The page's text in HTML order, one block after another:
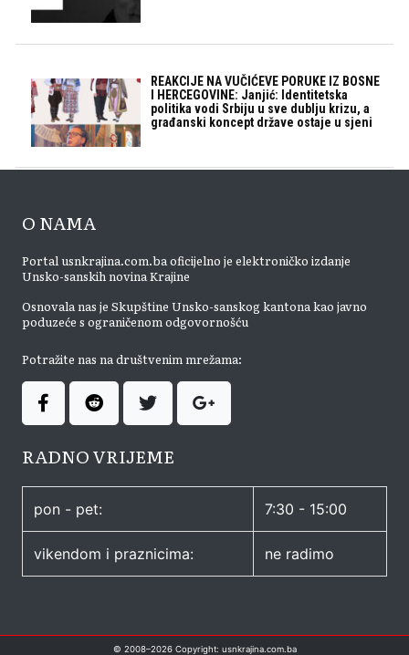
REAKCIJE NA VUČIĆEVE PORUKE IZ BOSNE
I HERCEGOVINE: Janjić: Identitetska
politika vodi Srbiju u sve dublju krizu, a
građanski koncept države ostaje u sjeni
O NAMA
Portal usnkrajina.com.ba oficijelno je elektroničko izdanje
Unsko-sanskih novina Krajine
Osnovala nas je Skupštine Unsko-sanskog kantona kao javno
poduzeće s ograničenom odgovornošću
Potražite nas na društvenim mrežama:
RADNO VRIJEME
pon - pet: 7:30 - 15:00
vikendom i praznicima: ne radimo
© 2008–2026Copyright: usnkrajina.com.ba